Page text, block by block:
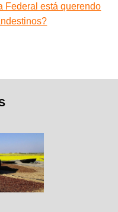
Federal está querendo